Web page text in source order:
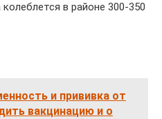
в районе 300-350
и прививка от
вакцинацию и о